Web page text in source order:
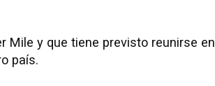
Mile y que tiene previsto reunirse en
país.